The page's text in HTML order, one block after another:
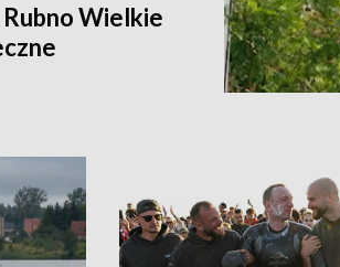
Wielkie